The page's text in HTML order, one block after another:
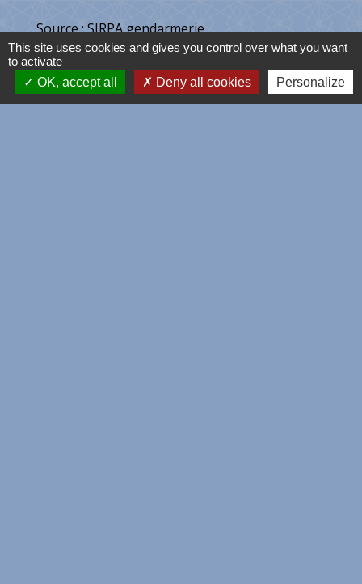
Source : SIRPA gendarmerie
This site uses cookies and gives you control over what you want
to activate
OK, accept all
Deny all cookies Personalize